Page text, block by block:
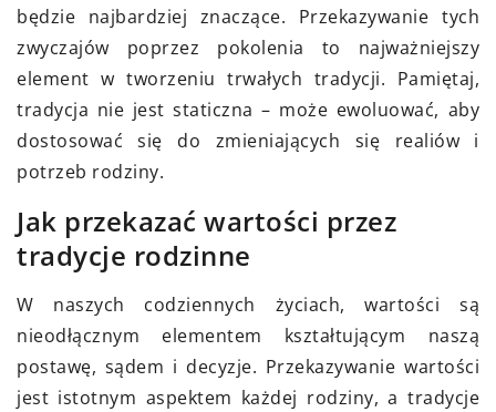
będzie najbardziej znaczące. Przekazywanie tych
zwyczajów poprzez pokolenia to najważniejszy
element w tworzeniu trwałych tradycji. Pamiętaj,
tradycja nie jest staticzna – może ewoluować, aby
dostosować się do zmieniających się realiów i
potrzeb rodziny.
Jak przekazać wartości przez
tradycje rodzinne
W naszych codziennych życiach, wartości są
nieodłącznym elementem kształtującym naszą
postawę, sądem i decyzje. Przekazywanie wartości
jest istotnym aspektem każdej rodziny, a tradycje